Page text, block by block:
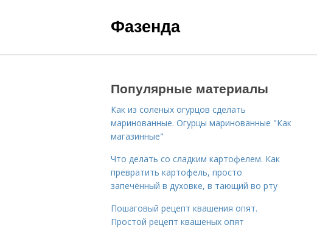
Фазенда
Популярные материалы
Как из соленых огурцов сделать
маринованные. Огурцы маринованные "Как
магазинные"
Что делать со сладким картофелем. Как
превратить картофель, просто
запечённый в духовке, в тающий во рту
Пошаговый рецепт квашения опят.
Простой рецепт квашеных опят